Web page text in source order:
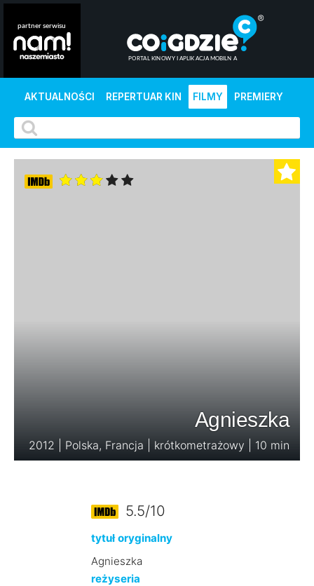
AKTUALNOŚCI REPERTUAR KIN FILMY PREMIERY
Agnieszka
2012 | Polska, Francja | krótkometrażowy | 10 min
5.5/10
tytuł oryginalny
Agnieszka
reżyseria